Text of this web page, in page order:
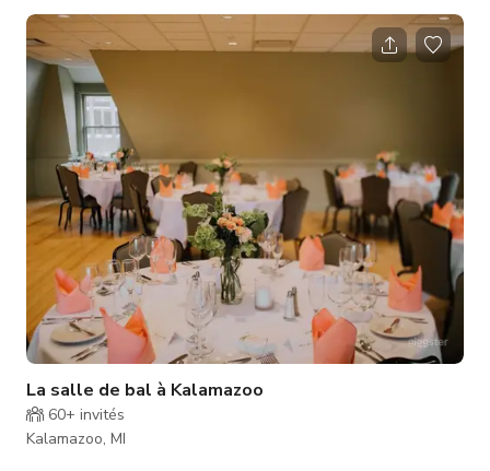
urbain distinctif, idéal pour les tournages photo et vidéo, les
répétitions privées et les locations de production créative.
Installations & Caractéristiques • Plan Ouvert – Agencement
adaptable convenant aussi bien aux tournages, à la con
La salle de bal à Kalamazoo
60+ invités
Kalamazoo, MI